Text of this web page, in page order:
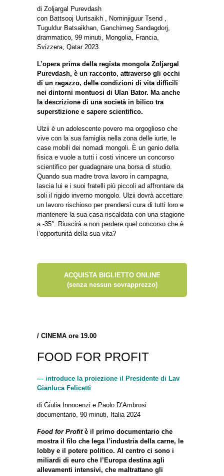
di Zoljargal Purevdash
con Battsooj Uurtsaikh , Nominjiguur Tsend ,
Tuguldur Batsaikhan, Ganchimeg Sandagdorj,
drammatico, 99 minuti, Mongolia, Francia,
Svizzera, Qatar 2023.
L’opera prima della regista mongola Zoljargal
Purevdash, è un racconto, attraverso gli occhi
di un ragazzo, delle condizioni di vita difficili
nei dintorni montuosi di Ulan Bator. Ma anche
la descrizione di una società in bilico tra
superstizione e sapere scientifico.
Ulzii è un adolescente povero ma orgoglioso che
vive con la sua famiglia nella zona delle iurte, le
case mobili dei nomadi mongoli. È un genio della
fisica e vuole a tutti i costi vincere un concorso
scientifico per guadagnare una borsa di studio.
Quando sua madre trova lavoro in campagna,
lascia lui e i suoi fratelli più piccoli ad affrontare da
soli il rigido inverno mongolo. Ulzii dovrà accettare
un lavoro rischioso per prendersi cura di tutti loro e
mantenere la sua casa riscaldata con una stagione
a -35°. Riuscirà a non perdere quel concorso che è
l’opportunità della sua vita?
ACQUISTA BIGLIETTO ONLINE
(senza nessun sovrapprezzo)
/ CINEMA ore 19.00
FOOD FOR PROFIT
— introduce la proiezione il Presidente di Lav
Gianluca Felicetti
di Giulia Innocenzi e Paolo D’Ambrosi
documentario, 90 minuti, Italia 2024
Food for Profitè il primo documentario che
mostra il filo che lega l’industria della carne, le
lobby e il potere politico. Al centro ci sono i
miliardi di euro che l’Europa destina agli
allevamenti intensivi, che maltrattano gli